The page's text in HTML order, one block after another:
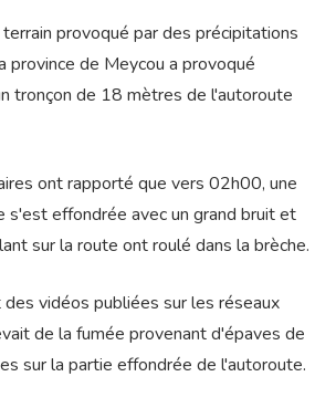
provoqué par des précipitations
province de Meycou a provoqué
tronçon de 18 mètres de l'autoroute
ont rapporté que vers 02h00, une
s'est effondrée avec un grand bruit et
sur la route ont roulé dans la brèche.
vidéos publiées sur les réseaux
de la fumée provenant d'épaves de
sur la partie effondrée de l'autoroute.